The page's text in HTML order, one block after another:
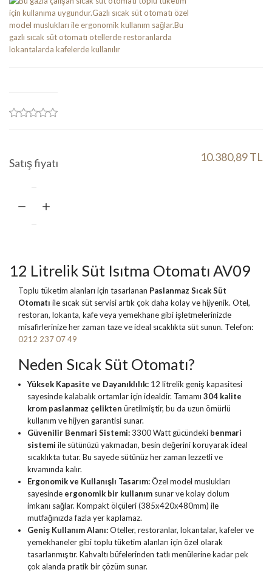
Satış fiyatı 10.380,89 TL
12 Litrelik Süt Isıtma Otomatı AV09
Toplu tüketim alanları için tasarlanan Paslanmaz Sıcak Süt
Otomatı ile sıcak süt servisi artık çok daha kolay ve hijyenik. Otel,
restoran, lokanta, kafe veya yemekhane gibi işletmelerinizde
misafirlerinize her zaman taze ve ideal sıcaklıkta süt sunun. Telefon:
0212 237 07 49
Neden Sıcak Süt Otomatı?
Yüksek Kapasite ve Dayanıklılık: 12 litrelik geniş kapasitesi
sayesinde kalabalık ortamlar için idealdir. Tamamı 304 kalite
krom paslanmaz çelikten üretilmiştir, bu da uzun ömürlü
kullanım ve hijyen garantisi sunar.
Güvenilir Benmari Sistemi:3300 Watt gücündeki benmari
sistemi ile sütünüzü yakmadan, besin değerini koruyarak ideal
sıcaklıkta tutar. Bu sayede sütünüz her zaman lezzetli ve
kıvamında kalır.
Ergonomik ve Kullanışlı Tasarım:Özel model muslukları
sayesinde ergonomik bir kullanım sunar ve kolay dolum
imkanı sağlar. Kompakt ölçüleri (385x420x480mm) ile
mutfağınızda fazla yer kaplamaz.
Geniş Kullanım Alanı:Oteller, restoranlar, lokantalar, kafeler ve
yemekhaneler gibi toplu tüketim alanları için özel olarak
tasarlanmıştır. Kahvaltı büfelerinden tatlı menülerine kadar pek
çok alanda pratik bir çözüm sunar.